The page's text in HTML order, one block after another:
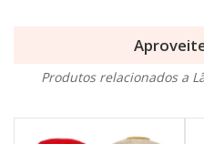
Produtos relacionados a